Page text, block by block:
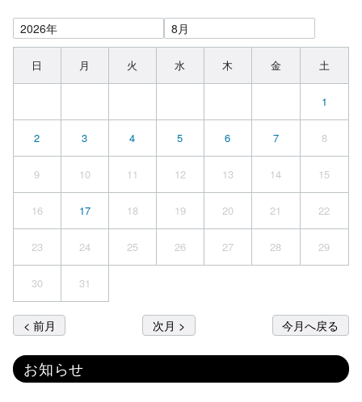
日 月 火 水 木 金 土
1
2 3 4 5 6 7 8
9 10 11 12 13 14 15
16 17 18 19 20 21 22
23 24 25 26 27 28 29
30 31
< 前月 次月 > 今月へ戻る
お知らせ